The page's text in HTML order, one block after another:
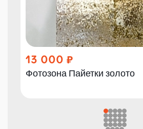
13 000
Фотозона Пайетки золото